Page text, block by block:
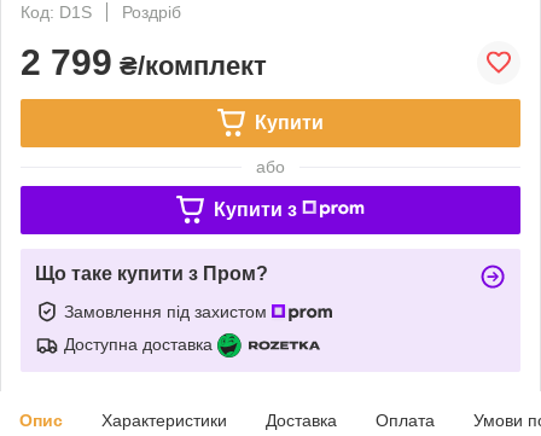
Код: D1S
Роздріб
2 799 ₴/комплект
Купити
або
Купити з
Що таке купити з Пром?
Замовлення під захистом
Доступна доставка
Опис Характеристики Доставка Оплата Умови